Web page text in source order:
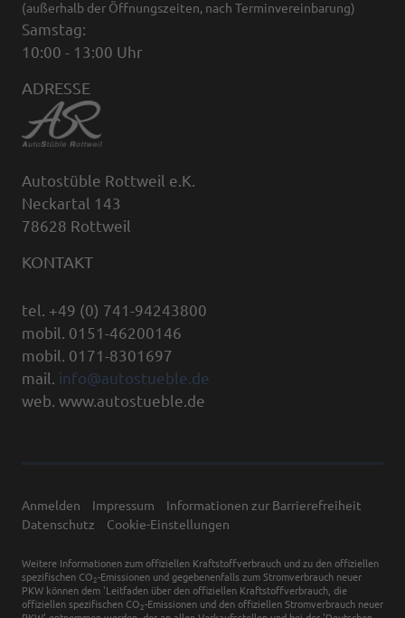
(außerhalb der Öffnungszeiten, nach Terminvereinbarung)
Samstag:
10:00 - 13:00 Uhr
ADRESSE
Autostüble Rottweil e.K.
Neckartal 143
78628 Rottweil
KONTAKT
tel. +49 (0) 741-94243800
mobil. 0151-46200146
mobil. 0171-8301697
mail. info@autostueble.de
web. www.autostueble.de
Anmelden Impressum
Informationen zur Barrierefreiheit
Datenschutz
Cookie-Einstellungen
Weitere Informationen zum offiziellen Kraftstoffverbrauch und zu den offiziellen
spezifischen CO 2-Emissionen und gegebenenfalls zum Stromverbrauch neuer
PKW können dem 'Leitfaden über den offiziellen Kraftstoffverbrauch, die
offiziellen spezifischen CO 2-Emissionen und den offiziellen Stromverbrauch neuer